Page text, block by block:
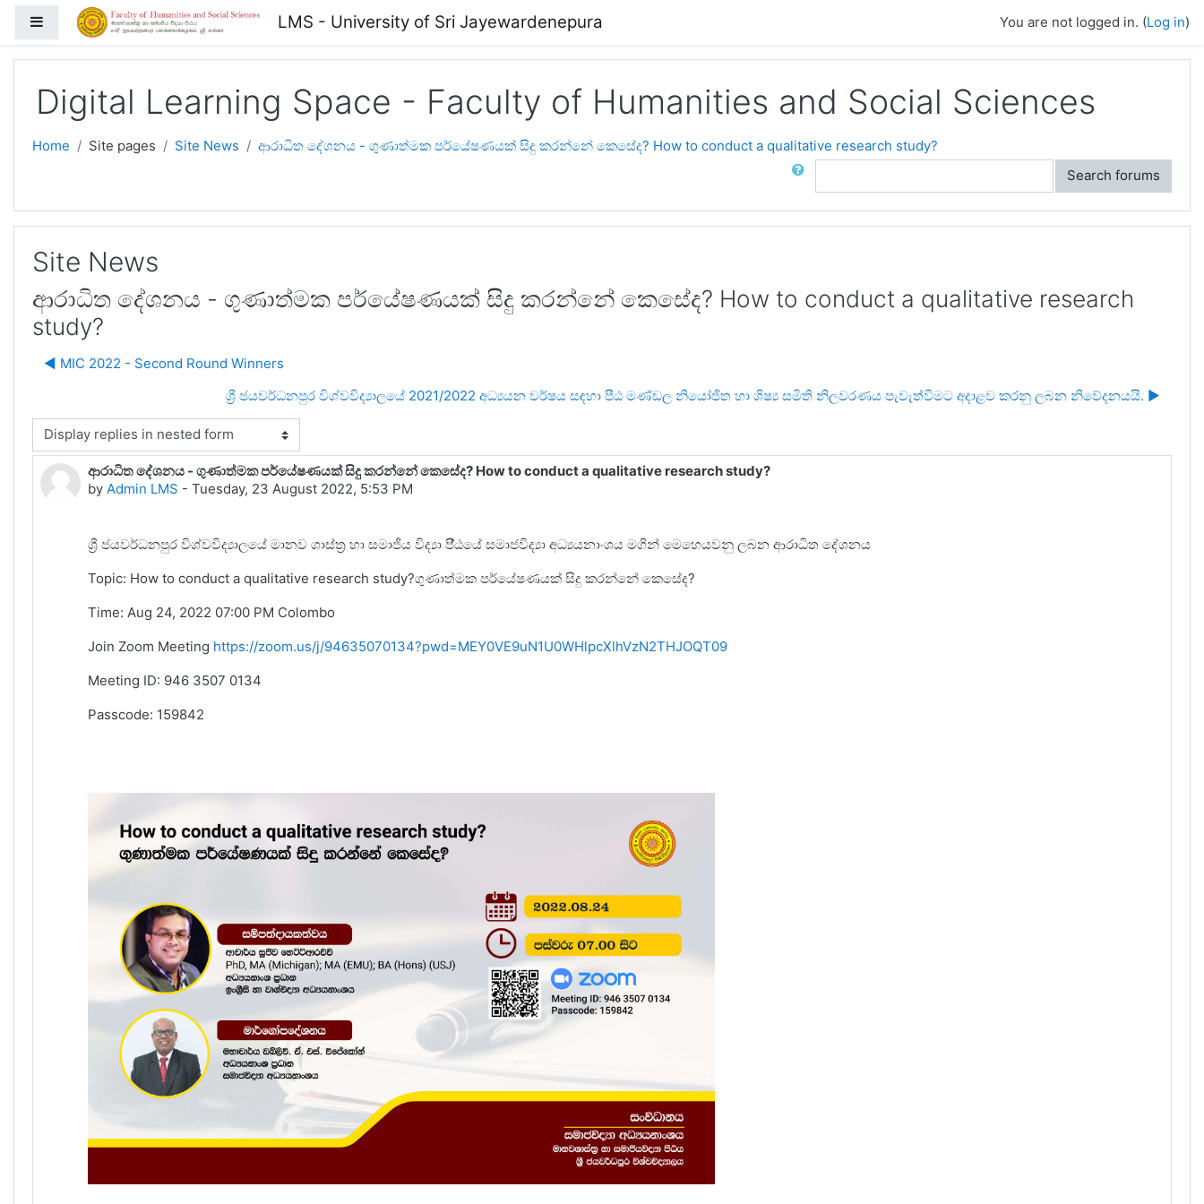
Skip to main content
Side panel LMS - University of Sri Jayewardenepura You are not logged in. (Log in)
Digital Learning Space - Faculty of Humanities and Social Sciences
Home Site pages Site News ආරාධිත දේශනය - ගුණාත්මක පර්යේෂණයක් සිදු කරන්නේ කෙසේද? How to conduct a qualitative research study?
Search
Search forums
Site News
ආරාධිත දේශනය - ගුණාත්මක පර්යේෂණයක් සිදු කරන්නේ කෙසේද? How to conduct a qualitative research
study?
◀︎ MIC 2022 - Second Round Winners
ශ්‍රී ජයවර්ධනපුර විශ්වවිද්‍යාලයේ 2021/2022 අධ්‍යයන වර්ෂය සඳහා පීඨ මණ්ඩල නියෝජිත හා ශිෂ්‍ය සමිති නිලවරණය පැවැත්වීමට අදාළව කරනු ලබන නිවේදනයයි. ▶︎
mode
ආරාධිත දේශනය - ගුණාත්මක පර්යේෂණයක් සිදු කරන්නේ කෙසේද? How to conduct a qualitative research study?
by Admin LMS - Tuesday, 23 August 2022, 5:53 PM
Number of replies: 0
ශ්‍රී ජයවර්ධනපුර විශ්වවිද්‍යාලයේ මානව ශාස්ත්‍ර හා සමාජීය විද්‍යා පී්‍ඨයේ සමාජවිද්‍යා අධ්‍යයනාංශය මගින් මෙහෙයවනු ලබන ආරාධිත දේශනය
Topic: How to conduct a qualitative research study?ගුණාත්මක පර්යේෂණයක් සිදු කරන්නේ කෙසේද?
Time: Aug 24, 2022 07:00 PM Colombo
Join Zoom Meeting https://zoom.us/j/94635070134?pwd=MEY0VE9uN1U0WHlpcXlhVzN2THJOQT09
Meeting ID: 946 3507 0134
Passcode: 159842